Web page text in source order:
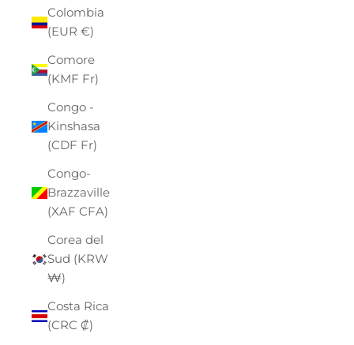
Colombia
(EUR €)
Comore
(KMF Fr)
Congo -
Kinshasa
(CDF Fr)
Congo-
Brazzaville
(XAF CFA)
Corea del
Sud (KRW
₩)
Costa Rica
(CRC ₡)